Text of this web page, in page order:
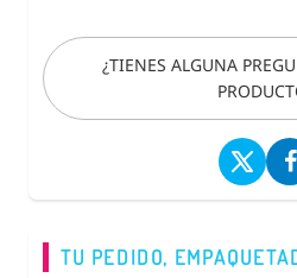
¿TIENES ALGUNA
TU PEDIDO,